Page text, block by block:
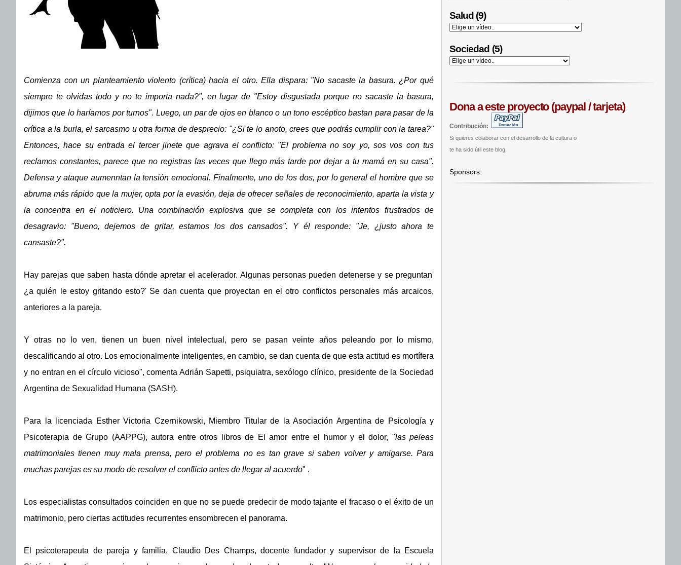
Comienza con un planteamiento violento (crítica) hacia el otro. Ella dispara: "No sacaste la basura. ¿Por qué
siempre te olvidas todo y no te importa nada?", en lugar de "Estoy disgustada porque no sacaste la basura,
dijimos que lo haríamos por turnos". Luego, un par de ojos en blanco o un tono escéptico bastan para pasar de la
crítica a la burla, el sarcasmo u otra forma de desprecio: "¿Si te lo anoto, crees que podrás cumplir con la tarea?"
Entonces, hace su entrada el tercer jinete que agrava el conflicto: "El problema no soy yo, sos vos con tus
reclamos constantes, parece que no registras las veces que llego más tarde por dejar a tu mamá en su casa".
Defensa y ataque aumenntan la tensión emocional. Finalmente, uno de los dos, por lo general el hombre que se
abruma más rápido que la mujer, opta por la evasión, deja de ofrecer señales de reconocimiento, aparta la vista y
la concentra en el noticiero. Una combinación explosiva que se completa con los intentos frustrados de
desagravio: "Bueno, dejemos de gritar, estamos los dos cansados". Y él responde: "Je, ¿justo ahora te
cansaste?".
Hay parejas que saben hasta dónde apretar el acelerador. Algunas personas pueden detenerse y se preguntan'
¿a quién le estoy gritando esto?' Se dan cuenta que proyectan en el otro conflictos personales más arcaicos,
anteriores a la pareja.
Y otras no lo ven, tienen un buen nivel intelectual, pero se pasan veinte años peleando por lo mismo,
descalificando al otro. Los emocionalmente inteligentes, en cambio, se dan cuenta de que esta actitud es mortífera
y no entran en el círculo vicioso", comenta Adrián Sapetti, psiquiatra, sexólogo clínico, presidente de la Sociedad
Argentina de Sexualidad Humana (SASH).
Para la licenciada Esther Victoria Czernikowski, Miembro Titular de la Asociación Argentina de Psicología y
Psicoterapia de Grupo (AAPPG), autora entre otros libros de El amor entre el humor y el dolor, "las peleas
matrimoniales tienen muy mala prensa, pero el problema no es tan grave si saben volver y amigarse. Para
muchas parejas es su modo de resolver el conflicto antes de llegar al acuerdo" .
Los especialistas consultados coinciden en que no se puede predecir de modo tajante el fracaso o el éxito de un
matrimonio, pero ciertas actitudes recurrentes ensombrecen el panorama.
El psicoterapeuta de pareja y familia, Claudio Des Champs, docente fundador y supervisor de la Escuela
Salud (9)
Sociedad (5)
Dona a este proyecto (paypal / tarjeta)
Contribución:
Si quieres colaborar con el desarrollo de la cultura o
te ha sido útil este blog
Sponsors: